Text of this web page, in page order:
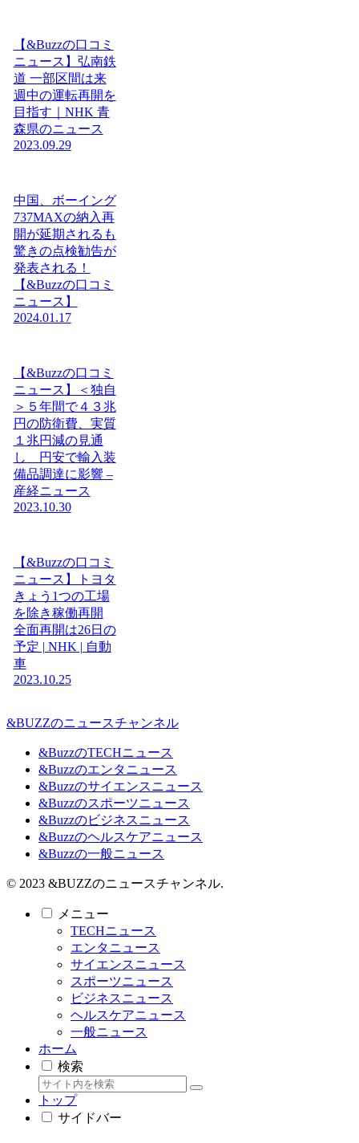
【&Buzzの口コミ
ニュース】弘南鉄
道 一部区間は来
週中の運転再開を
目指す｜NHK 青
森県のニュース
2023.09.29
中国、ボーイング
737MAXの納入再
開が延期されるも
驚きの点検勧告が
発表される！
【&Buzzの口コミ
ニュース】
2024.01.17
【&Buzzの口コミ
ニュース】＜独自
＞５年間で４３兆
円の防衛費、実質
１兆円減の見通
し 円安で輸入装
備品調達に影響 –
産経ニュース
2023.10.30
【&Buzzの口コミ
ニュース】トヨタ
きょう1つの工場
を除き稼働再開
全面再開は26日の
予定 | NHK | 自動
車
2023.10.25
&BUZZのニュースチャンネル
&BuzzのTECHニュース
&Buzzのエンタニュース
&Buzzのサイエンスニュース
&Buzzのスポーツニュース
&Buzzのビジネスニュース
&Buzzのヘルスケアニュース
&Buzzの一般ニュース
© 2023 &BUZZのニュースチャンネル.
メニュー
TECHニュース
エンタニュース
サイエンスニュース
スポーツニュース
ビジネスニュース
ヘルスケアニュース
一般ニュース
ホーム
検索
トップ
サイドバー